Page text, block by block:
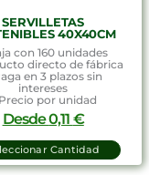
SERVILLETAS
40X40CM
con 160 unidades
directo de fábrica
en 3 plazos sin
intereses
por unidad
Desde0,11 €
Cantidad